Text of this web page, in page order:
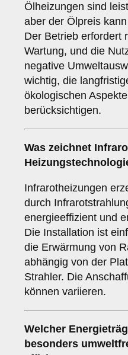
Ölheizungen sind
aber der Ölpreis
Der Betrieb erfordert
Wartung, und die
negative
wichtig, die
ökologischen
berücksichtigen.
Was zeichnet
Infrarotheizungen
durch
energieeffizient und
Die Installation ist
die Erwärmung von
abhängig von der
Strahler. Die
können variieren.
Welcher
besonders